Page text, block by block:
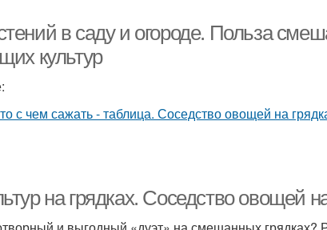
в саду и огороде. Польза
культур
на грядках. Соседство овощей